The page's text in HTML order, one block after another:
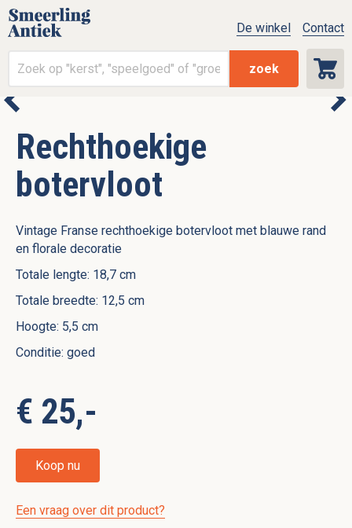
zoek
De winkel Contact
Rechthoekige
botervloot
Vintage Franse rechthoekige botervloot met blauwe rand
en florale decoratie
Totale lengte: 18,7 cm
Totale breedte: 12,5 cm
Hoogte: 5,5 cm
Conditie: goed
€ 25,-
Koop nu
Een vraag over dit product?